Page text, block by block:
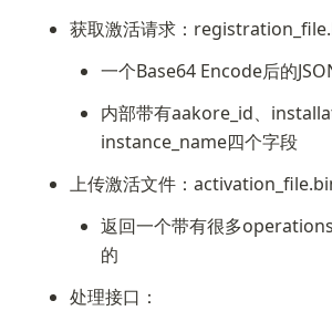
获取激活请求：
一个Base64 Encode后的
内部带有aakore_id、
instance_name四个字段
上传激活文件：
返回一个带有很多
的
处理接口：